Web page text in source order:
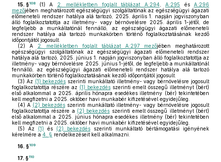
15. §108 (1) A 2. mellékletben foglalt táblázat A:294 A:295 és A:296
mezőjében meghatározott egészségügyi szolgáltatónak az egészségügyi ágazati
előmeneteli rendszer hatálya alá tartozó, 2025. április 1. napján jogviszonyban
álló foglalkoztatottja az illetmény- vagy bérnövelésre 2025. április 1-jétől, de
legfeljebb a munkáltatónál fennálló, az egészségügyi ágazati előmeneteli
rendszer hatálya alá tartozó munkakörben történő foglalkoztatásának kezdő
időpontjától jogosult.
(2) A 2. mellékletben foglalt táblázat A:297 mezőjében meghatározott
egészségügyi szolgáltatónak az egészségügyi ágazati előmeneteli rendszer
hatálya alá tartozó, 2025. június 1. napján jogviszonyban álló foglalkoztatottja az
illetmény- vagy bérnövelésre 2025. június 1-jétől, de legfeljebb a munkáltatónál
fennálló, az egészségügyi ágazati előmeneteli rendszer hatálya alá tartozó
munkakörben történő foglalkoztatásának kezdő időpontjától jogosult.
(3) Az (1) bekezdés szerinti munkáltató illetmény- vagy bérnövelésre jogosult
foglalkoztatottja részére az (1) bekezdés szerinti emelt összegű illetményt (bért)
első alkalommal a 2025. április hónapra esedékes illetmény (bér) tekintetében
kell megfizetni a 2025. október havi munkabér kifizetésével egyidejűleg.
(4) A (2) bekezdés szerinti munkáltató illetmény- vagy bérnövelésre jogosult
foglalkoztatottja részére a (2) bekezdés szerinti emelt összegű illetményt (bért)
első alkalommal a 2025. június hónapra esedékes illetmény (bér) tekintetében
kell megfizetni a 2025. október havi munkabér kifizetésével egyidejűleg.
(5) Az (1) és (2) bekezdés szerinti munkáltató bértámogatási igényének
kérelmére a 4. § rendelkezéseit kell alkalmazni.
16. §109
17. §110